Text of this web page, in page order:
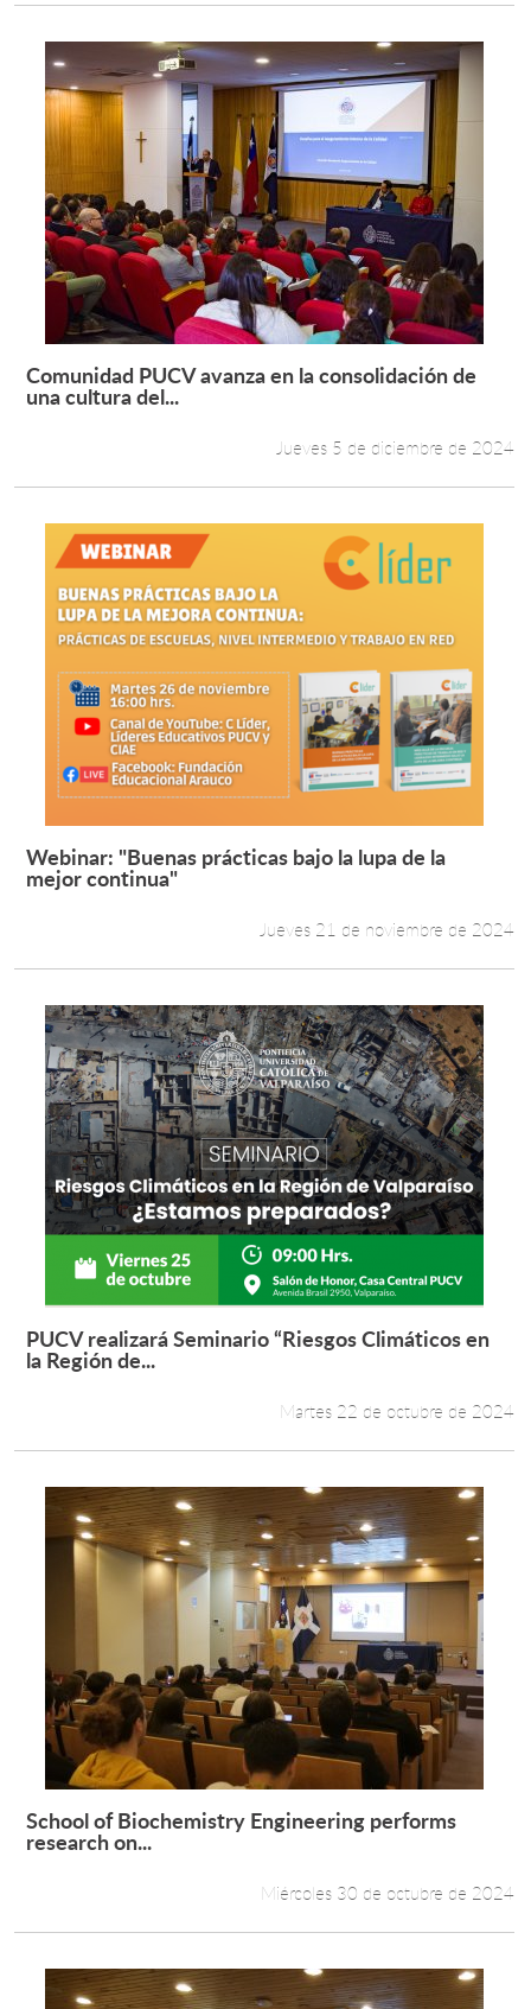
Leer más +
Comunidad PUCV avanza en la consolidación de
una cultura del...
Jueves 5 de diciembre de 2024
Leer más +
Webinar: "Buenas prácticas bajo la lupa de la
mejor continua"
Jueves 21 de noviembre de 2024
Leer más +
PUCV realizará Seminario “Riesgos Climáticos en
la Región de...
Martes 22 de octubre de 2024
Leer más +
School of Biochemistry Engineering performs
research on...
Miércoles 30 de octubre de 2024